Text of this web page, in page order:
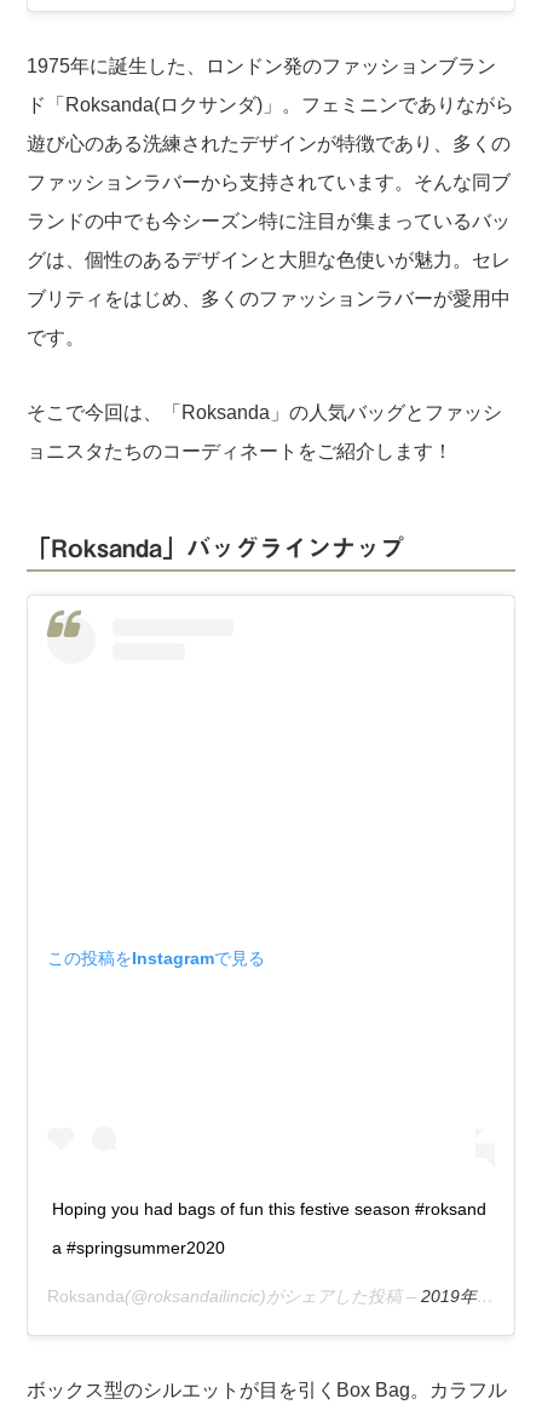
1975年に誕生した、ロンドン発のファッションブラン
ド「Roksanda(ロクサンダ)」。フェミニンでありながら
遊び心のある洗練されたデザインが特徴であり、多くの
ファッションラバーから支持されています。そんな同ブ
ランドの中でも今シーズン特に注目が集まっているバッ
グは、個性のあるデザインと大胆な色使いが魅力。セレ
ブリティをはじめ、多くのファッションラバーが愛用中
です。
そこで今回は、「Roksanda」の人気バッグとファッシ
ョニスタたちのコーディネートをご紹介します！
「Roksanda」バッグラインナップ
この投稿をInstagramで見る
Hoping you had bags of fun this festive season #roksand
a #springsummer2020
Roksanda(@roksandailincic)がシェアした投稿 –2019年12月月28日午前9時50分PST
ボックス型のシルエットが目を引くBox Bag。カラフル